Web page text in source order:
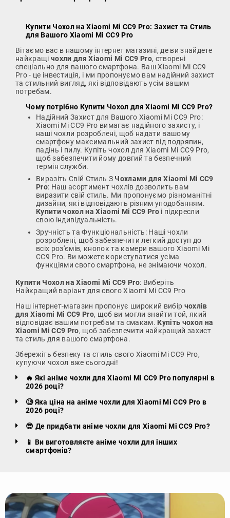
Купити Чохол на Xiaomi Mi CC9 Pro: Захист та Стиль
для Вашого Xiaomi Mi CC9 Pro
Вітаємо вас в нашому інтернет магазині, де ви знайдете
найкращі чохли для Xiaomi Mi CC9 Pro, створені
спеціально для вашого смартфона. Ваш Xiaomi Mi CC9
Pro - це інвестиція, і ми пропонуємо вам надійний захист
та стильний вигляд, які відповідають усім вашим
потребам.
Чому потрібно Купити Чохол для Xiaomi Mi CC9 Pro?
Надійний Захист для Вашого Xiaomi Mi CC9 Pro:
Xiaomi Mi CC9 Pro вимагає надійного захисту, і
наші чохли розроблені, щоб надати вашому
смартфону максимальний захист від подряпин,
падінь і пилу. Купіть чохол для Xiaomi Mi CC9 Pro,
щоб забезпечити йому довгий та безпечний
термін служби.
Виразіть Свій Стиль З Чохлами для Xiaomi Mi CC9
Pro: Наш асортимент чохлів дозволить вам
виразити свій стиль. Ми пропонуємо різноманітні
дизайни, які відповідають різним уподобанням.
Купити чохол на Xiaomi Mi CC9 Pro і підкресли
свою індивідуальність.
Зручність та Функціональність: Наші чохли
розроблені, щоб забезпечити легкий доступ до
всіх роз'ємів, кнопок та камери вашого Xiaomi Mi
CC9 Pro. Ви можете користуватися усіма
функціями свого смартфона, не знімаючи чохол.
Купити Чохол на Xiaomi Mi CC9 Pro: Виберіть
Найкращий варіант для свого Xiaomi Mi CC9 Pro
Наш інтернет-магазин пропонує широкий вибір чохлів
для Xiaomi Mi CC9 Pro, щоб ви могли знайти той, який
відповідає вашим потребам та смакам. Купіть чохол на
Xiaomi Mi CC9 Pro, щоб забезпечити найкращий захист
та стиль для вашого смартфона.
Збережіть безпеку та стиль свого Xiaomi Mi CC9 Pro,
купуючи чохол вже сьогодні!
🔥 Які аніме чохли для Xiaomi Mi CC9 Pro популярні в
2026 році?
🧐 Яка ціна на аніме чохли для Xiaomi Mi CC9 Pro в
2026 році?
😎 Де придбати аніме чохли для Xiaomi Mi CC9 Pro?
📱 Ви виготовляєте аніме чохли для інших
смартфонів?